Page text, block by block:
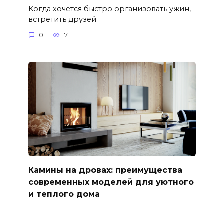
Когда хочется быстро организовать ужин,
встретить друзей
0 7
Камины на дровах: преимущества
современных моделей для уютного
и теплого дома